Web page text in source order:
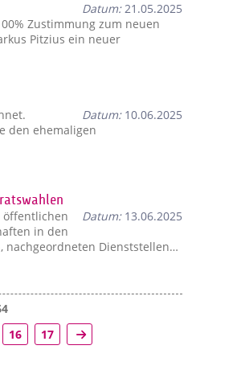
Datum:21.05.2025
Zustimmung zum neuen
Pitzius ein neuer
Datum:10.06.2025
den ehemaligen
Datum:13.06.2025
öffentlichen
in den
nachgeordneten Dienststellen…
16 17